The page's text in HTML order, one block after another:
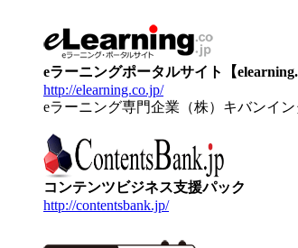
eラーニングポータルサイト【
http://elearning.co.jp/
eラーニング専門企業（株）キバンイ
コンテンツビジネス支援パック
http://contentsbank.jp/